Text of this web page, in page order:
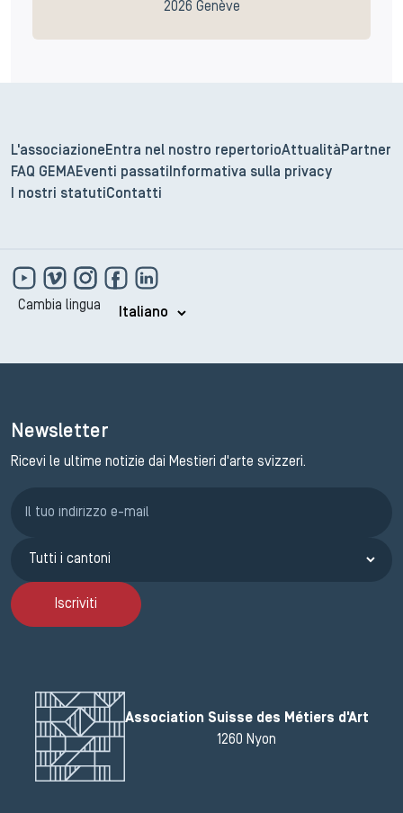
2026 Genève
L'associazione Entra nel nostro repertorioAttualità Partner
FAQ GEMAEventi passati
Informativa sulla privacy
I nostri statuti Contatti
Cambia lingua
Newsletter
Ricevi le ultime notizie dai Mestieri d'arte svizzeri.
Iscriviti
Association Suisse des Métiers d'Art
1260 Nyon